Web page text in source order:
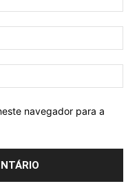
navegador para a